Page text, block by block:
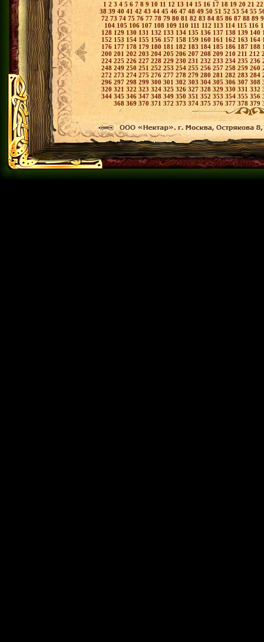
1 2 3 4 5 6 7 8 9 10 11 12 13 14 15 16 17 18 19 20 21
38 39 40 41 42 43 44 45 46 47 48 49 50 51 52 53 54 55
72 73 74 75 76 77 78 79 80 81 82 83 84 85 86 87 88 89
104 105 106 107 108 109 110 111 112 113 114 115 116
128 129 130 131 132 133 134 135 136 137 138 139 140
152 153 154 155 156 157 158 159 160 161 162 163 164
176 177 178 179 180 181 182 183 184 185 186 187 188
200 201 202 203 204 205206 207 208 209 210 211 212
224 225 226 227 228 229 230 231 232 233 234 235 236
248 249 250 251 252 253 254 255 256 257 258 259 260
272 273 274 275 276 277 278 279 280 281 282 283 284
296 297 298 299 300 301 302 303 304 305 306 307 308
320 321 322 323 324 325 326 327 328 329 330 331 332
344 345 346 347 348 349 350 351 352 353 354 355 356
368 369 370 371 372 373 374 375 376 377 378 379